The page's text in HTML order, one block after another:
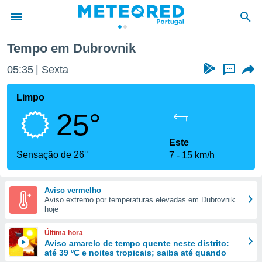
da
foi
fornecidas
a este
das
e
forma
digital
Tempo em Dubrovnik
05:35 Sexta ...
Limpo
25°
Sensação de 26°
Este
7
15 km/h
Aviso vermelho
Aviso extremo por temperaturas elevadas em Dubrovnik
hoje
Última hora
Aviso amarelo de tempo quente neste distrito:
até 39 ºC e noites tropicais; saiba até quando